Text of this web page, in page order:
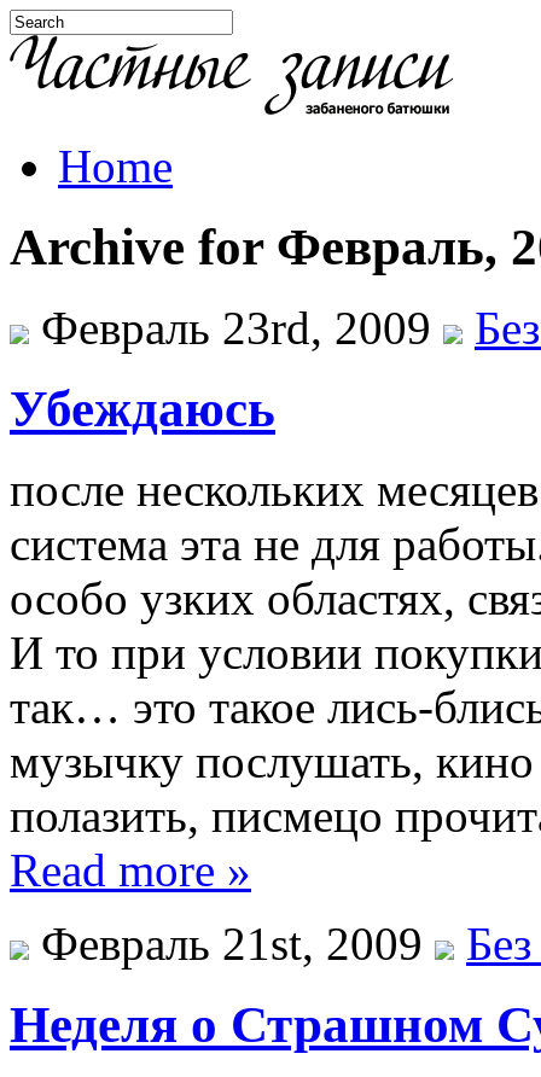
Home
Archive for Февраль,
Февраль 23rd, 2009
Убеждаюсь
после нескольких
система эта не для
особо узких областях,
И то при условии
так… это такое лись-
музычку послушать,
полазить, писмецо
Read more »
Февраль 21st, 2009
Неделя о Страшном